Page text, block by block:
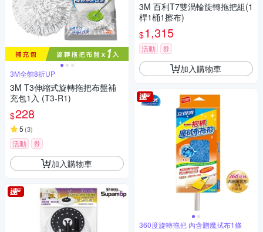
3M全館8折UP
3M T3伸縮式旋轉拖把布盤補
充包1入 (T3-R1)
$228
5 (3)
活動 券
加入購物車
3M 百利T7雙渦輪旋轉拖把組(1
桿1桶1擦布)
$1,315
活動 券
加入購物車
360度旋轉拖把 內含贈魔拭布1條